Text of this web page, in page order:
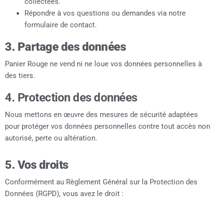
Répondre à vos questions ou demandes via notre
formulaire de contact.
3. Partage des données
Panier Rouge ne vend ni ne loue vos données personnelles à
des tiers.
4. Protection des données
Nous mettons en œuvre des mesures de sécurité adaptées
pour protéger vos données personnelles contre tout accès non
autorisé, perte ou altération.
5. Vos droits
Conformément au Règlement Général sur la Protection des
Données (RGPD), vous avez le droit :